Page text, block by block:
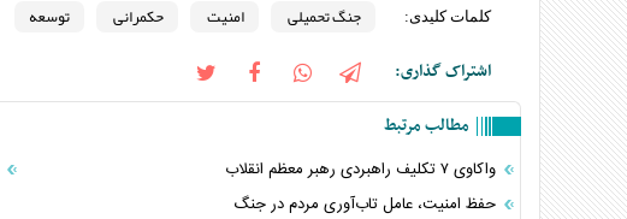
کلمات کلیدی: جنگ تحمیلی امنیت حکمرانی توسعه
اشتراک گذاری:
مطالب مرتبط
واکاوی ۷ تکلیف راهبردی رهبر معظم انقلاب
حفظ امنیت، عامل تاب‌آوری مردم در جنگ‌